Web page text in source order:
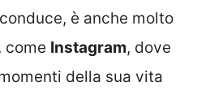
è anche molto
come Instagram, dove
della sua vita